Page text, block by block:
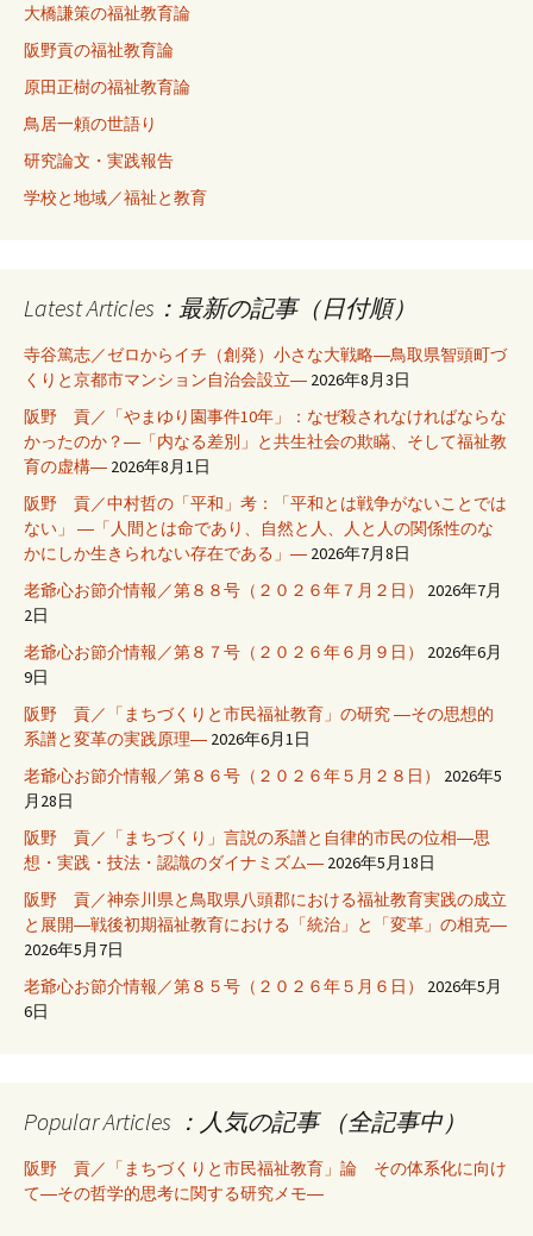
大橋謙策の福祉教育論
阪野貢の福祉教育論
原田正樹の福祉教育論
鳥居一頼の世語り
研究論文・実践報告
学校と地域／福祉と教育
Latest Articles：最新の記事（日付順）
寺谷篤志／ゼロからイチ（創発）小さな大戦略―鳥取県智頭町づ
くりと京都市マンション自治会設立― 2026年8月3日
阪野 貢／「やまゆり園事件10年」：なぜ殺されなければならな
かったのか？―「内なる差別」と共生社会の欺瞞、そして福祉教
育の虚構― 2026年8月1日
阪野 貢／中村哲の「平和」考：「平和とは戦争がないことでは
ない」 ―「人間とは命であり、自然と人、人と人の関係性のな
かにしか生きられない存在である」― 2026年7月8日
老爺心お節介情報／第８８号（２０２６年７月２日）
2026年7月
2日
老爺心お節介情報／第８７号（２０２６年６月９日）
2026年6月
9日
阪野 貢／「まちづくりと市民福祉教育」の研究 ―その思想的
系譜と変革の実践原理― 2026年6月1日
老爺心お節介情報／第８６号（２０２６年５月２８日）
2026年5
月28日
阪野 貢／「まちづくり」言説の系譜と自律的市民の位相―思
想・実践・技法・認識のダイナミズム― 2026年5月18日
阪野 貢／神奈川県と鳥取県八頭郡における福祉教育実践の成立
と展開―戦後初期福祉教育における「統治」と「変革」の相克―
2026年5月7日
老爺心お節介情報／第８５号（２０２６年５月６日）
2026年5月
6日
Popular Articles ：人気の記事 （全記事中）
阪野 貢／「まちづくりと市民福祉教育」論 その体系化に向け
て―その哲学的思考に関する研究メモ―